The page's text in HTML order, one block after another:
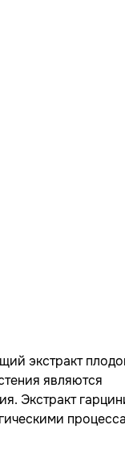
экстракт
являются
Экстракт